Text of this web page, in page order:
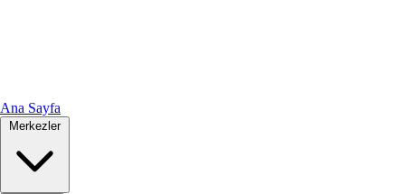
Ana Sayfa
Merkezler